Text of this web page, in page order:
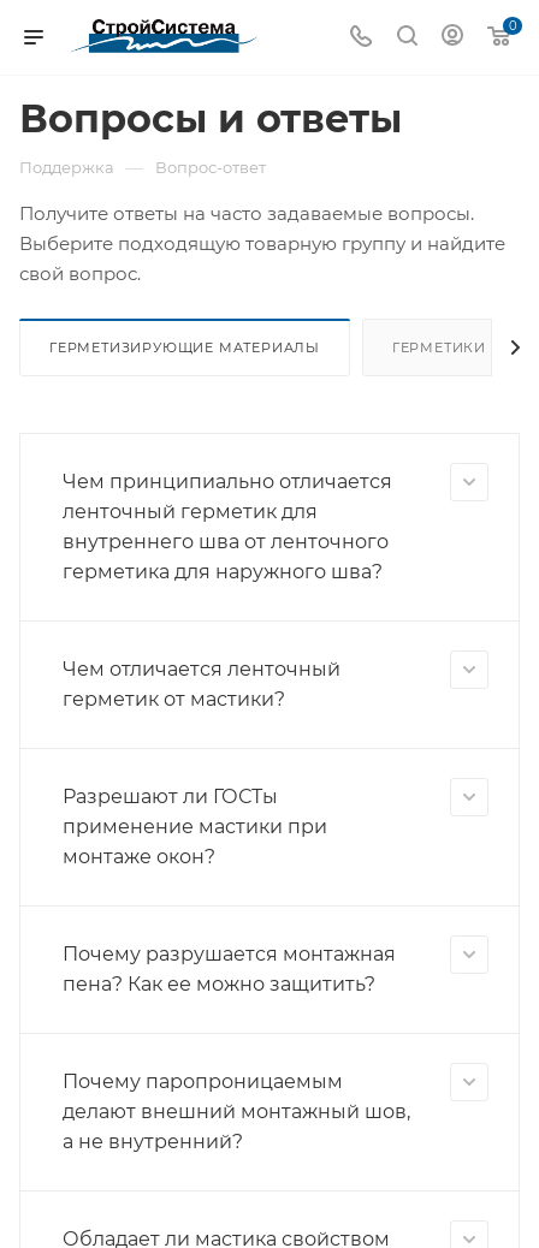
0
Вопросы и ответы
Поддержка — Вопрос-ответ
Получите ответы на часто задаваемые вопросы.
Выберите подходящую товарную группу и найдите
свой вопрос.
ГЕРМЕТИЗИРУЮЩИЕ МАТЕРИАЛЫ ГЕРМЕТИКИ
Чем принципиально отличается
ленточный герметик для
внутреннего шва от ленточного
герметика для наружного шва?
Чем отличается ленточный
герметик от мастики?
Разрешают ли ГОСТы
применение мастики при
монтаже окон?
Почему разрушается монтажная
пена? Как ее можно защитить?
Почему паропроницаемым
делают внешний монтажный шов,
а не внутренний?
Обладает ли мастика свойством